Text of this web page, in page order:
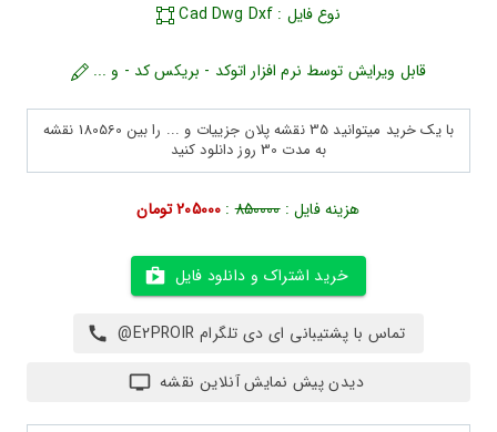
نوع فایل : Cad Dwg Dxf
قابل ویرایش توسط نرم افزار اتوکد - بریکس کد - و ...
با یک خرید میتوانید 35 نقشه پلان جزییات و ... را بین 180560 نقشه
به مدت 30 روز دانلود کنید
هزینه فایل :850000
: 205000 تومان
خرید اشتراک و دانلود فایل
تماس با پشتیبانی ای دی تلگرام E2PROIR@
دیدن پیش نمایش آنلاین نقشه